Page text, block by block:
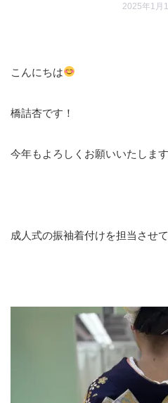
2025年1月
こんにちは
橋詰杏です！
今年もよろしくお願いいたします
成人式の振袖着付けを担当させて